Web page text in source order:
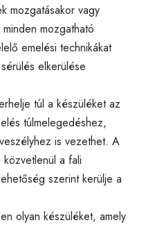
mozgatásakor vagy
mozgatható
emelési technikákat
elkerülése
túl a készüléket az
túlmelegedéshez,
is vezethet. A
a fali
szerint kerülje a
olyan készüléket, amely